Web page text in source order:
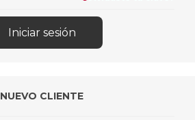
NUEVO CLIENTE